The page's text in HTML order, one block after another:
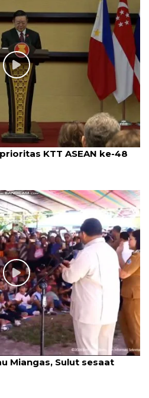
KTT ASEAN ke-48
Miangas, Sulut sesaat